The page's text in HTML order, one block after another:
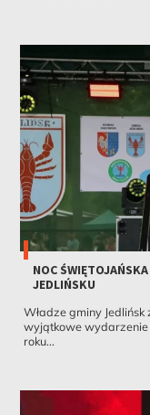
NOC
JEDLIŃSKU
Władze gminy
wyjątkowe wydarzenie
roku...